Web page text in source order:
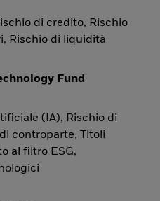
di credito, Rischio
Rischio di liquidità
Fund
(IA), Rischio di
controparte, Titoli
al filtro ESG,